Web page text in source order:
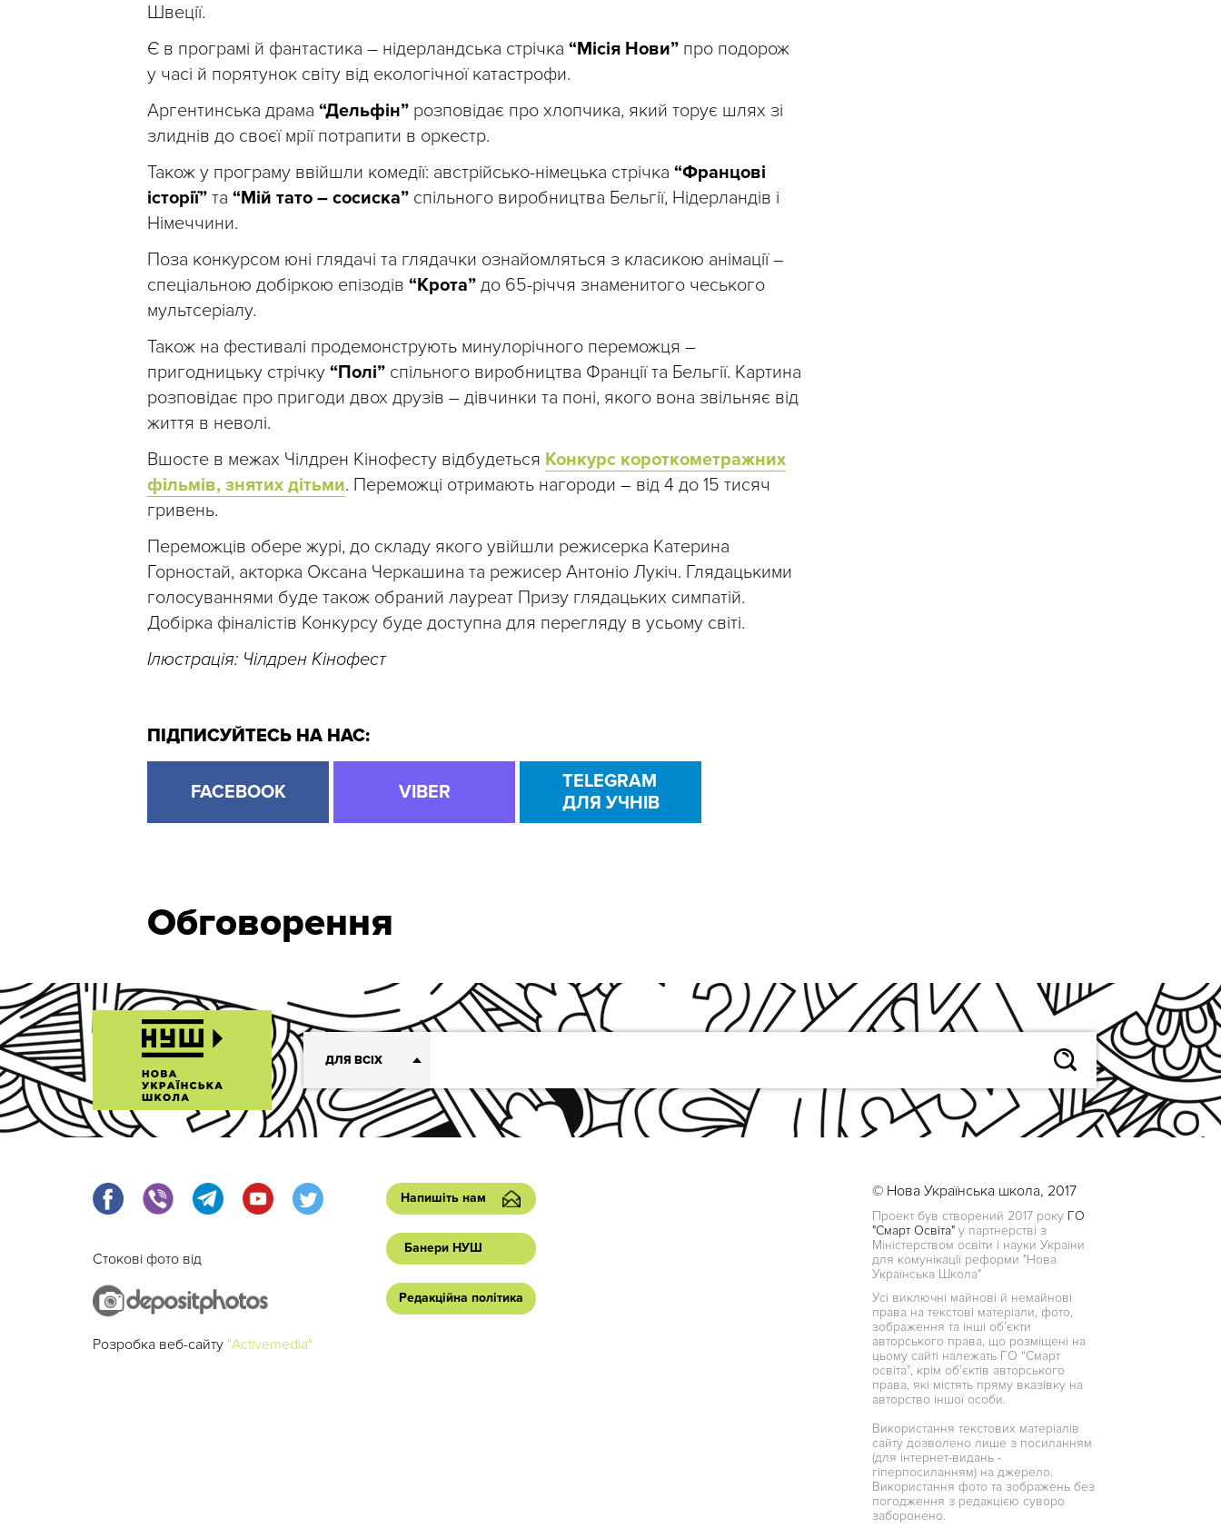
Швеції.
Є в програмі й фантастика – нідерландська стрічка “Місія Нови” про подорож
у часі й порятунок світу від екологічної катастрофи.
Аргентинська драма “Дельфін” розповідає про хлопчика, який торує шлях зі
злиднів до своєї мрії потрапити в оркестр.
Також у програму ввійшли комедії: австрійсько-німецька стрічка “Францові
історії” та “Мій тато – сосиска” спільного виробництва Бельгії, Нідерландів і
Німеччини.
Поза конкурсом юні глядачі та глядачки ознайомляться з класикою анімації –
спеціальною добіркою епізодів “Крота” до 65-річчя знаменитого чеського
мультсеріалу.
Також на фестивалі продемонструють минулорічного переможця –
пригодницьку стрічку “Полі” спільного виробництва Франції та Бельгії. Картина
розповідає про пригоди двох друзів – дівчинки та поні, якого вона звільняє від
життя в неволі.
Вшосте в межах Чілдрен Кінофесту відбудеться Конкурс короткометражних
фільмів, знятих дітьми. Переможці отримають нагороди – від 4 до 15 тисяч
гривень.
Переможців обере журі, до складу якого увійшли режисерка Катерина
Горностай, акторка Оксана Черкашина та режисер Антоніо Лукіч. Глядацькими
голосуваннями буде також обраний лауреат Призу глядацьких симпатій.
Добірка фіналістів Конкурсу буде доступна для перегляду в усьому світі.
Ілюстрація: Чілдрен Кінофест
ПІДПИСУЙТЕСЬ НА НАС:
FACEBOOK VIBER
TELEGRAM
ДЛЯ УЧНІВ
Обговорення
ДЛЯ ВСІХ
Стокові фото від
Розробка веб-сайту "Activemedia"
Напишіть нам
Банери НУШ
Редакційна політика
© Нова Українська школа, 2017
Проект був створений 2017 року ГО
"Смарт Освіта" у партнерстві з
Міністерством освіти і науки України
для комунікації реформи "Нова
Українська Школа"
Усі виключні майнові й немайнові
права на текстові матеріали, фото,
зображення та інші об’єкти
авторського права, що розміщені на
цьому сайті належать ГО “Смарт
освіта”, крім об’єктів авторського
права, які містять пряму вказівку на
авторство іншої особи.
Використання текстових матеріалів
сайту дозволено лише з посиланням
(для інтернет-видань -
гіперпосиланням) на джерело.
Використання фото та зображень без
погодження з редакцією суворо
заборонено.